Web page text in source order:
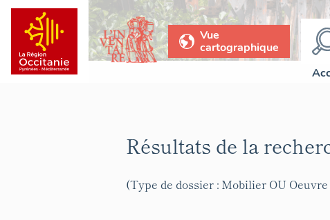
Vue
cartographique
Résultats de la
(Type de dossier : Mobilier OU